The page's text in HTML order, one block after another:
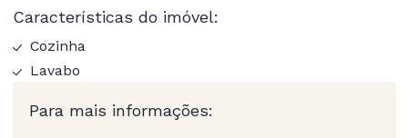
Características do imóvel:
Cozinha
Lavabo
Para mais informações: